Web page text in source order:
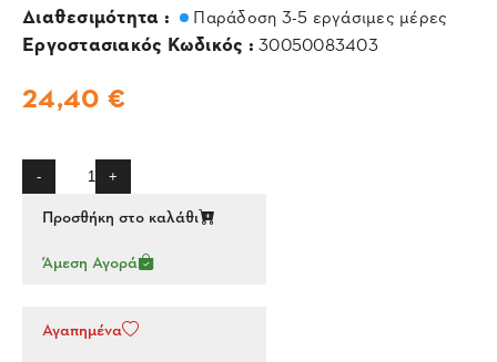
Διαθεσιμότητα : Παράδοση 3-5 εργάσιμες μέρες
Εργοστασιακός Κωδικός : 30050083403
24,40 €
- +
Προσθήκη στο καλάθι
Άμεση Αγορά
Αγαπημένα